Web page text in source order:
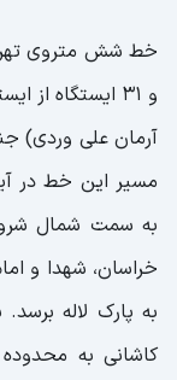
و 31 ایستگاه
آرمان علی وردی)
مسیر این خط در
به سمت شمال
خراسان، شهدا و
به پارک لاله برسد.
کاشانی به